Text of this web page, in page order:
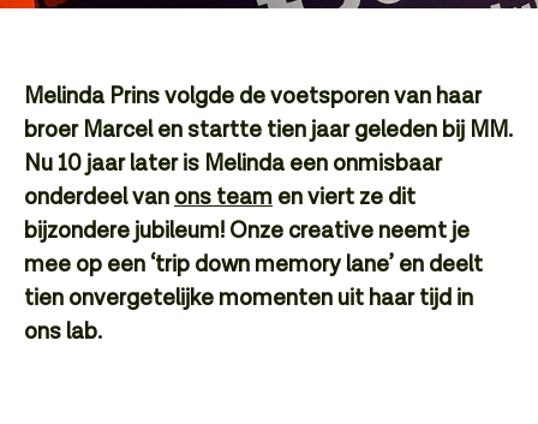
Melinda Prins volgde de voetsporen van haar
broer Marcel en startte tien jaar geleden bij MM.
Nu 10 jaar later is Melinda een onmisbaar
onderdeel vanons team en viert ze dit
bijzondere jubileum! Onze creative neemt je
mee op een ‘trip down memory lane’ en deelt
tien onvergetelijke momenten uit haar tijd in
ons lab.